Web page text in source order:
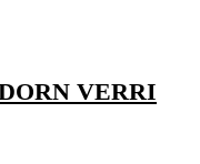
VERRI